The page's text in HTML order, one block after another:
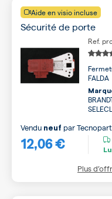
Aide en visio incluse
Sécurité de porte
Ref.
FALDA
12,06 €
Vendu neuf par
Plus